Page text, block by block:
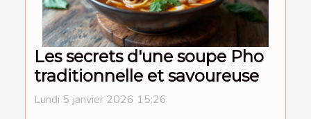
Les secrets d'une soupe Pho
traditionnelle et savoureuse
Lundi 5 janvier 2026 15:26